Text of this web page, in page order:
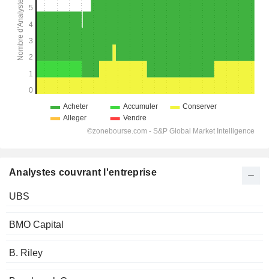
Analystes couvrant l'entreprise
UBS
BMO Capital
B. Riley